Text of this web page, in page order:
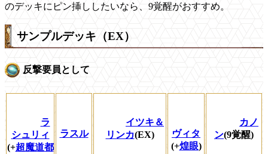
のデッキにピン挿ししたいなら、9覚醒がおすすめ。
サンプルデッキ（EX）
反撃要員として
ラ
シュリィ
(+超魔道都
ラスル
イツキ＆
リンカ(EX)
ヴィタ
(+煌眼)
カノ
ン(9覚醒)